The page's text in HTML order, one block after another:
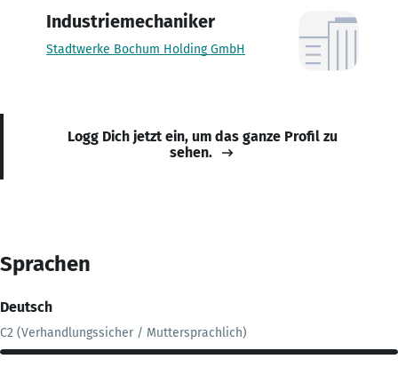
Industriemechaniker
Stadtwerke Bochum Holding GmbH
Logg Dich jetzt ein, um das ganze Profil zu
sehen.
Sprachen
Deutsch
C2 (Verhandlungssicher / Muttersprachlich)